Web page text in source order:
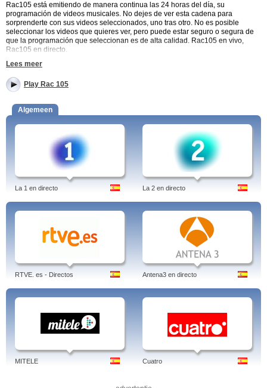
Rac105 está emitiendo de manera continua las 24 horas del día, su
programación de videos musicales. No dejes de ver esta cadena para
sorprenderte con sus videos seleccionados, uno tras otro. No es posible
seleccionar los videos que quieres ver, pero puede estar seguro o segura de
que la programación que seleccionan es de alta calidad. Rac105 en vivo,
Rac105 en directo.
Rac105, una de las mejores opciones para, además de escuchar música, ver
los videos musicales de tus artistas favoritos. La programación musical es muy
variada, por lo que en algún momento del día, todo el mundo encontrará el
video clip que más le guste. Además, que la programación esté activa las 24
horas del día y te sorprenda con un video tras otro le da un toque de misterio y
diversión muy recomendable. Rac105 streaming.
Historia.
, antiguamente conocido como 105TV es un canal
musical privado de Cataluña. Pertenece al Grupo Godó y comparte mux con
8tv, Barça TV y Estil9. Rac 105. Es un canal que emite videoclips de música
actual y grandes éxitos. Comenzó sus emisiones el 9 de febrero de 2008 con
el videoclip Video Killed the Radio Star del grupo inglés The Buggles. Este
videoclip fue el elegido para inaugurar la televisión internacional MTV. Rac105
online.
Tags: rac 105, tv, online, rac105, girona, directe, canciones, tarragona, radio,
lleida, vic, en directe
Linked-in
Lees meer
Play Rac 105
Algemeen
La 1 en directo La 2 en directo
RTVE. es - Directos Antena3 en directo
MITELE Cuatro